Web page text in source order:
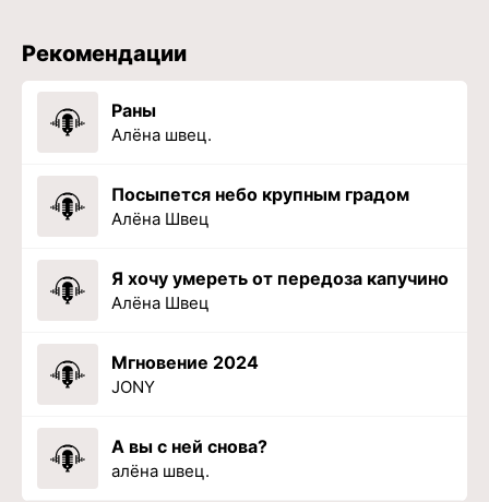
Рекомендации
Раны
Алёна швец.
Посыпется небо крупным градом
Алёна Швец
Я хочу умереть от передоза капучино
Алёна Швец
Мгновение 2024
JONY
А вы с ней снова?
алёна швец.